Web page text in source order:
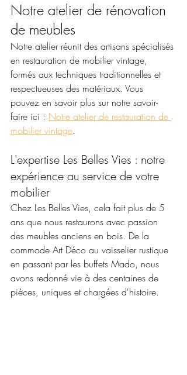
Notre atelier de rénovation
de meubles
Notre atelier réunit des artisans spécialisés
en restauration de mobilier vintage,
formés aux techniques traditionnelles et
respectueuses des matériaux. Vous
pouvez en savoir plus sur notre savoir-
faire ici : Notre atelier de restauration de
mobilier vintage.
L'expertise Les Belles Vies : notre
expérience au service de votre
mobilier
Chez Les Belles Vies, cela fait plus de 5
ans que nous restaurons avec passion
des meubles anciens en bois. De la
commode Art Déco au vaisselier rustique
en passant par les buffets Mado, nous
avons redonné vie à des centaines de
pièces, uniques et chargées d'histoire.